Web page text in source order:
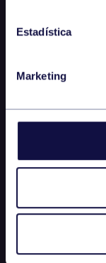
Estadística
Marketing